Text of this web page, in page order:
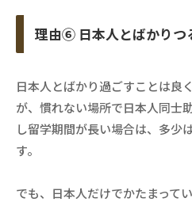
理由⑥ 日本人とばかりつ
日本人とばかり過ごすことは良
が、慣れない場所で日本人同士
し留学期間が長い場合は、多少
す。
でも、日本人だけでかたまって